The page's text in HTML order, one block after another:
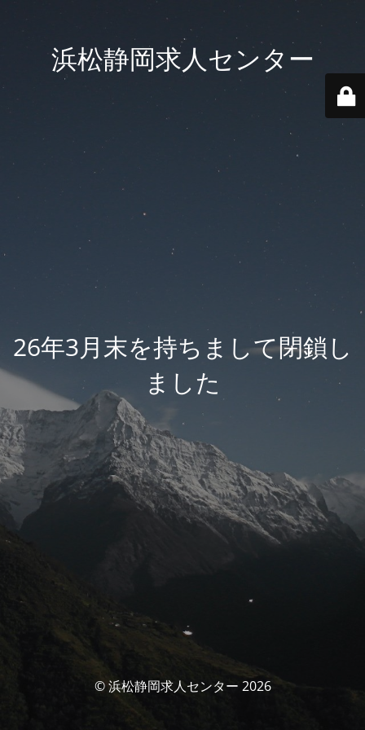
浜松静岡求人センター
26年3月末を持ちまして閉鎖し
ました
© 浜松静岡求人センター 2026